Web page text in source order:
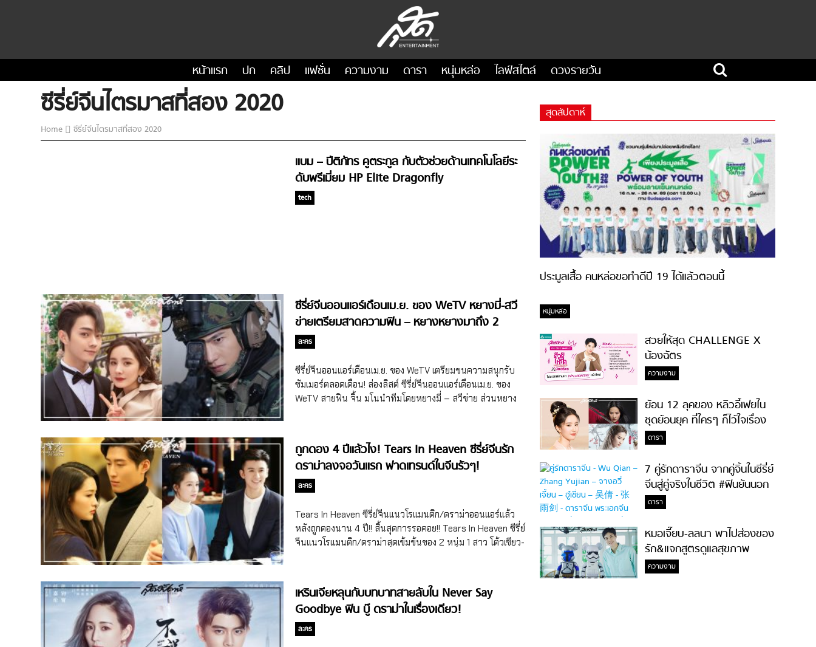
หน้าแรก ปก คลิป แฟชั่น ความงาม ดารา หนุ่มหล่อ ไลฟ์สไตล์ ดวงรายวัน
ซีรี่ย์จีนไตรมาสที่สอง 2020
Home ซีรี่ย์จีนไตรมาสที่สอง 2020
แบม – ปีติภัทร คูตระกูล กับตัวช่วยด้านเทคโนโลยีระ
ดับพรีเมี่ยม HP Elite Dragonfly
tech
ซีรี่ย์จีนออนแอร์เดือนเม.ย. ของ WeTV หยางมี่-สวี
ข่ายเตรียมสาดความฟิน – หยางหยางมาถึง 2
เรื่อง!
ละคร
ซีรี่ย์จีนออนแอร์เดือนเม.ย. ของ WeTV เตรียมขนความสนุกรับ
ซัมเมอร์ตลอดเดือน! ส่องลิสต์ ซีรี่ย์จีนออนแอร์เดือนเม.ย. ของ
WeTV สายฟิน จิ้น มโนนำทีมโดยหยางมี่ – สวีข่าย ส่วนหยาง
เอาใจคอซีรี่ย์จีนสายฟิน จิ้น มโนในเดือนเมษาหน้าร้อน แต่แค่มี
เธอหัวใจก็ชุ่มชื้น! ประเดิมเรื่องแรกด้วย Perfect Husband หรือ
SHE AND HER PERFECT HUSBAND ซีรี่ย์จีนแนวโรแมนติก
ของสาวรุ่นพี่กับหนุ่มรุ่นน้อง ซึ่งนางเอกได้หยางมี่ (Yang Mi)
เจ้าของบทไป๋เฉี่ยนแห่ง Eternal Love สามชาติสามภพ ป่าท้อ
สิบหลี่ (2017) มารับบทคู่กับสวีข่าย (Xu Kai) ที่เมื่อช่วงต้นปี
2022 เพิ่งจะส่งซีรี่ย์จีนแนวย้อนยุค Royal Feast ลงจอกวาด
ยอดวิวไป นอกจอทั้งคู่อายุห่างกันถึง […]
ถูกดอง 4 ปีแล้วไง! Tears In Heaven ซีรี่ย์จีนรัก
ดราม่าลงจอวันแรก ฟาดเทรนด์ในจีนรัวๆ!
ละคร
Tears In Heaven ซีรี่ย์จีนแนวโรแมนติก/ดราม่าออนแอร์แล้ว
หลังถูกดองนาน 4 ปี!! สิ้นสุดการรอคอย!! Tears In Heaven ซีรี่ย์
จีนแนวโรแมนติก/ดราม่าสุดเข้มข้นของ 2 หนุ่ม 1 สาว โต้วเซียว-
ละค่า สำหรับซีรี่ย์จีนแนวโรแมนติก/ดราม่าสุดเข้มข้นTears In
Heaven (ชื่อจีน 海上繁花) ที่ดัดแปลงบทจากนิยายจีนในชื่อ
เรื่องเดียวกันของนักเขียนหญิง Fei Wo Si Cun ที่ได้ฤกษ์สิ้นสุด
การดองลงจอออนแอร์คืนแรกไปเมื่อวันที่ 23 มิ.ย. 2021 ที่ผ่าน
มา ซึ่งอันที่จริงซีรี่ย์จีนเรื่องนี้เริ่มเปิดกล้องถ่ายทำไปตั้งแต่เดือน
เหรินเจียหลุนกับบทบาทสายลับใน Never Say
Goodbye ฟิน บู๊ ดราม่าในเรื่องเดียว!
ละคร
สุดสัปดาห์
ประมูลเสื้อ คนหล่อขอทำดีปี 19 ได้แล้วตอนนี้
หนุ่มหล่อ
สวยให้สุด CHALLENGE X
น้องฉัตร
ความงาม
ย้อน 12 ลุคของ หลิวอี้เฟยใน
ชุดย้อนยุค ที่ใครๆ ก็ไว้ใจเรื่อง
ความสวย!
ดารา
7 คู่รักดาราจีน จากคู่จิ้นในซีรี่ย์
จีนสู่คู่จริงในชีวิต #ฟินยันนอก
จอ
ดารา
หมอเจี๊ยบ-ลลนา พาไปส่องของ
รัก&แจกสูตรดูแลสุขภาพ
#ล้างจมูกไม่ยากจะสอนให้
ความงาม